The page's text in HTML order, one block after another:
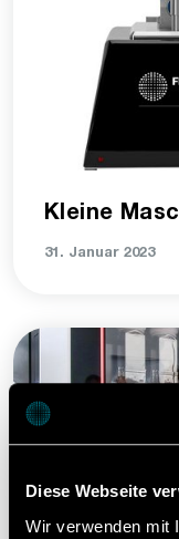
Diese Webseite
Wir verwenden mit
Kleine
31. Januar 2023